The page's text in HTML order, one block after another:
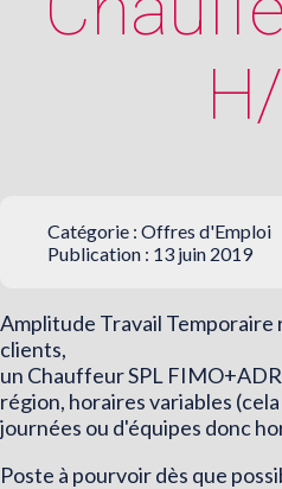
Catégorie : Offres d'Emploi
Publication : 13 juin 2019
Amplitude Travail Temporaire
clients,
un Chauffeur SPL
région, horaires variables
journées ou d'équipes donc
Poste à pourvoir dès que